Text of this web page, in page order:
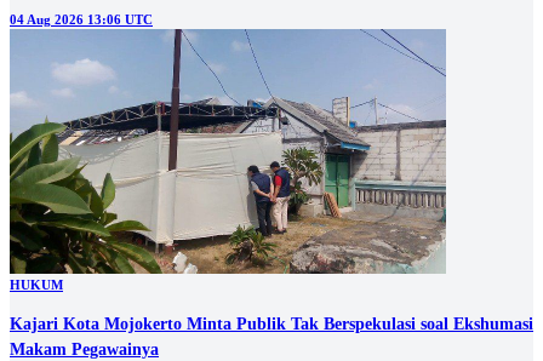
04 Aug 2026 13:06 UTC
HUKUM
Kajari Kota Mojokerto Minta Publik Tak Berspekulasi soal Ekshumasi
Makam Pegawainya